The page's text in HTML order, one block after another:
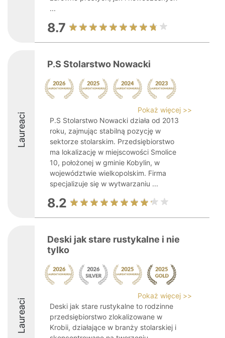
...
8.7
Laureaci
P.S Stolarstwo Nowacki
Pokaż więcej >>
P.S Stolarstwo Nowacki działa od 2013
roku, zajmując stabilną pozycję w
sektorze stolarskim. Przedsiębiorstwo
ma lokalizację w miejscowości Smolice
10, położonej w gminie Kobylin, w
województwie wielkopolskim. Firma
specjalizuje się w wytwarzaniu ...
8.2
Laureaci
Deski jak stare rustykalne i nie
tylko
Pokaż więcej >>
Deski jak stare rustykalne to rodzinne
przedsiębiorstwo zlokalizowane w
Krobii, działające w branży stolarskiej i